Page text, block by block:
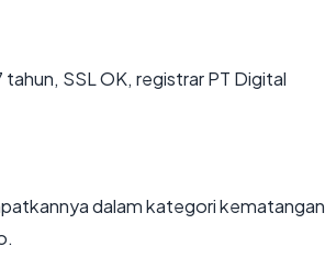
tahun, SSL OK, registrar PT Digital
dalam kategori kematangan